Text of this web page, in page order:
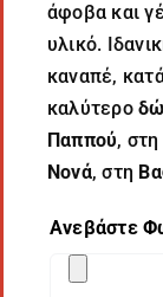
άφοβα και
υλικό.
καναπέ,
καλύτερο
Παππού, στη
Νονά, στη
Ανεβάστε